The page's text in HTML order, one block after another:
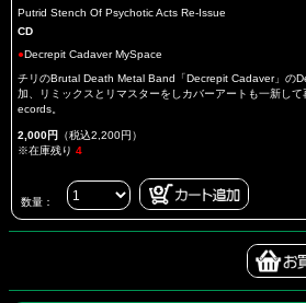
Putrid Stench Of Psychotic Acts Re-Issue
CD
●Decrepit Cadaver MySpace
チリのBrutal Death Metal Band「Decrepit Cadaver」の
加、リミックスとリマスターをしカバーアートも一新し
ecords。
2,000円 （税込2,200円）
※在庫残り 4
数量：